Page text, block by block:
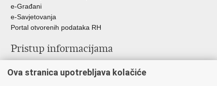
e-Građani
e-Savjetovanja
Portal otvorenih podataka RH
Pristup informacijama
Savjetovanje
Ova stranica upotrebljava kolačiće